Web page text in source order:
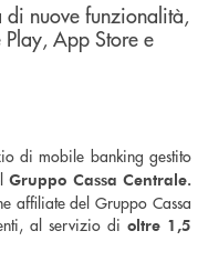
di nuove funzionalità,
App Store e
di mobile banking gestito
Gruppo Cassa Centrale.
affiliate del Gruppo Cassa
al servizio dioltre 1,5